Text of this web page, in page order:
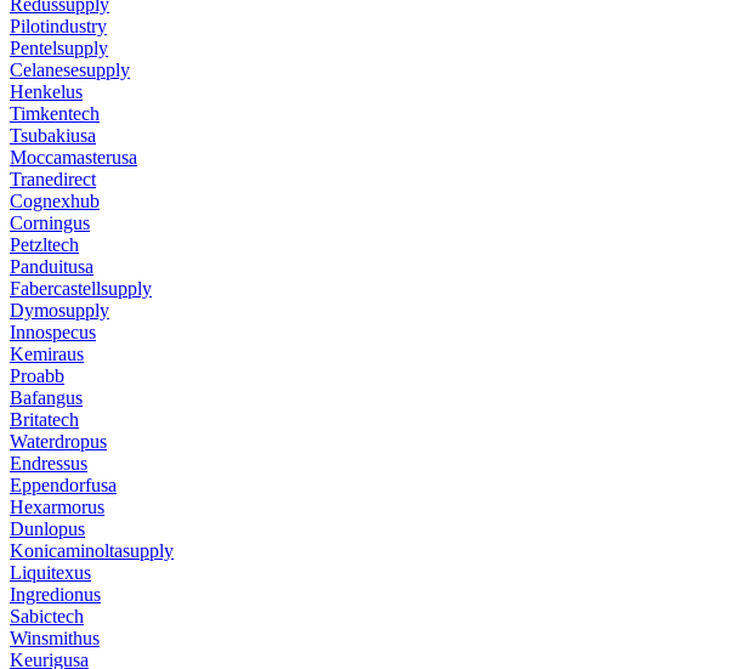
Redussupply
Pilotindustry
Pentelsupply
Celanesesupply
Henkelus
Timkentech
Tsubakiusa
Moccamasterusa
Tranedirect
Cognexhub
Corningus
Petzltech
Panduitusa
Fabercastellsupply
Dymosupply
Innospecus
Kemiraus
Proabb
Bafangus
Britatech
Waterdropus
Endressus
Eppendorfusa
Hexarmorus
Dunlopus
Konicaminoltasupply
Liquitexus
Ingredionus
Sabictech
Winsmithus
Keurigusa